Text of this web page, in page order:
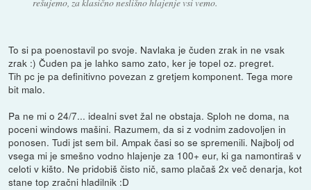
rešujemo, za klasično neslišno hlajenje vsi vemo.
To si pa poenostavil po svoje. Navlaka je čuden zrak in ne vsak
zrak :) Čuden pa je lahko samo zato, ker je topel oz. pregret.
Tih pc je pa definitivno povezan z gretjem komponent. Tega more
bit malo.
Pa ne mi o 24/7... idealni svet žal ne obstaja. Sploh ne doma, na
poceni windows mašini. Razumem, da si z vodnim zadovoljen in
ponosen. Tudi jst sem bil. Ampak časi so se spremenili. Najbolj od
vsega mi je smešno vodno hlajenje za 100+ eur, ki ga namontiraš v
celoti v kišto. Ne pridobiš čisto nič, samo plačaš 2x več denarja, kot
stane top zračni hladilnik :D